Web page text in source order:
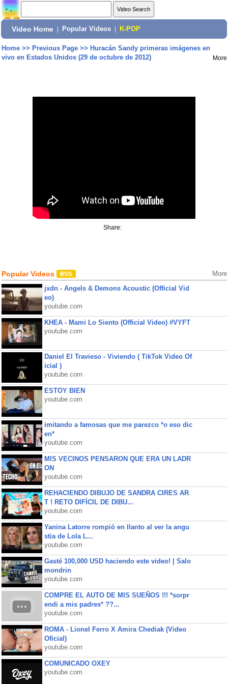
Video Home Popular Videos K-POP
Home>> Previous Page>> Huracán Sandy primeras imágenes en
vivo en Estados Unidos (29 de octubre de 2012)
More
Share:
Popular Videos More
jxdn - Angels & Demons Acoustic (Official Vid
eo)
youtube.com
KHEA - Mami Lo Siento (Official Video) #VYFT
youtube.com
Daniel El Travieso - Viviendo ( TikTok Video Of
icial )
youtube.com
ESTOY BIEN
youtube.com
imitando a famosas que me parezco *o eso dic
en*
youtube.com
MIS VECINOS PENSARON QUE ERA UN LADR
ON
youtube.com
REHACIENDO DIBUJO DE SANDRA CIRES AR
T ! RETO DIFÍCIL DE DIBU...
youtube.com
Yanina Latorre rompió en llanto al ver la angu
stia de Lola L...
youtube.com
Gasté 100,000 USD haciendo este video! | Salo
mondrin
youtube.com
COMPRE EL AUTO DE MIS SUEÑOS !!! *sorpr
endi a mis padres* ??...
youtube.com
ROMA - Lionel Ferro X Amira Chediak (Video
Oficial)
youtube.com
COMUNICADO OXEY
youtube.com